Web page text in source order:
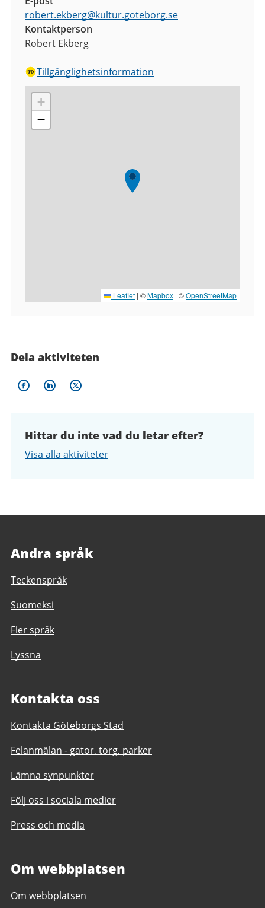
robert.ekberg@kultur.goteborg.se
Kontaktperson
Robert Ekberg
Tillgänglighetsinformation
+
−
Leaflet | ©Mapbox | ©OpenStreetMap
Dela aktiviteten
Hittar du inte vad du letar efter?
Visa alla aktiviteter
Andra språk
Teckenspråk
Suomeksi
Fler språk
Lyssna
Kontakta oss
Kontakta Göteborgs Stad
Felanmälan - gator, torg, parker
Lämna synpunkter
Följ oss i sociala medier
Press och media
Om webbplatsen
Om webbplatsen